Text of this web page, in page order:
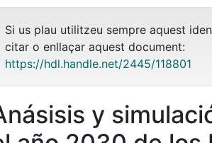
Si us plau utilitzeu sempre aquest
citar o enllaçar aquest document:
https://hdl.handle.net/2445/118801
y